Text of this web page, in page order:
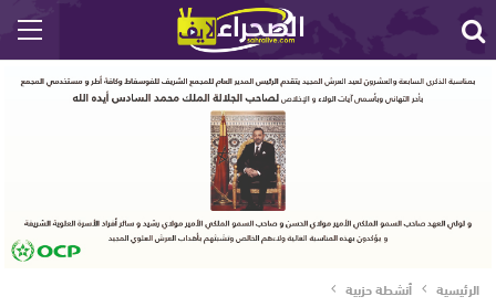
الرئيسية أنشطة حزبية